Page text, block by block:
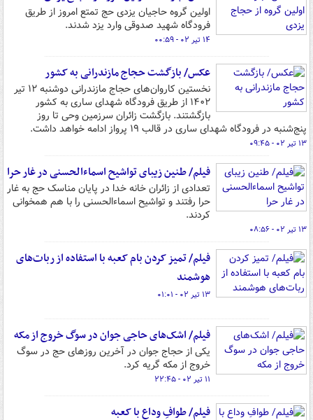
اولین گروه حاجیان یزدی حج تمتع امروز از طریق
فرودگاه شهید صدوقی وارد یزد شدند.
۱۴ تیر ۰۲ - ۰۰:۵۹
عکس/ بازگشت حجاج مازندرانی به کشور
نخستین کاروان‌های حجاج مازندرانی دوشنبه ۱۲ تیر
۱۴۰۲ از طریق فرودگاه شهدای ساری به کشور
بازگشتند. بازگشت زائران سرزمین وحی تا روز
پنج‌شنبه در فرودگاه شهدای ساری در قالب ۱۹ پرواز ادامه خواهد داشت.
۱۳ تیر ۰۲ - ۰۹:۴۵
فیلم/ طنین زیبای تواشیح اسماء‌الحسنی در غار حرا
تعدادی از زائران خانه خدا در پایان مناسک حج به غار
حرا رفتند و تواشیح اسماء‌الحسنی را با هم همخوانی
کردند.
۱۳ تیر ۰۲ - ۰۸:۵۶
فیلم/ تمیز کردن بام کعبه با استفاده از ربات‌های
هوشمند
۱۳ تیر ۰۲ - ۰۱:۰۱
فیلم/ اشک‌های حاجی جوان در سوگ خروج از مکه
یکی از حجاج جوان در آخرین روزهای حج در سوگ
خروج از مکه گریه کرد.
۱۱ تیر ۰۲ - ۲۲:۴۵
فیلم/ طوافِ وداع با کعبه